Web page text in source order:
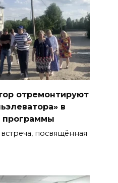
отремонтируют
в
программы
встреча, посвящённая